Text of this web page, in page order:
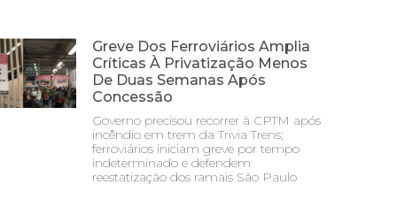
Greve Dos Ferroviários Amplia
Críticas À Privatização Menos
De Duas Semanas Após
Concessão
Governo precisou recorrer à CPTM após
incêndio em trem da Trivia Trens;
ferroviários iniciam greve por tempo
indeterminado e defendem
reestatização dos ramais São Paulo